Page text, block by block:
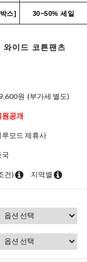
스] 30~50% 세일
이드 코튼팬츠
원 (부가세 별도)
원공개
루모드 제휴사
국
건) 지역별